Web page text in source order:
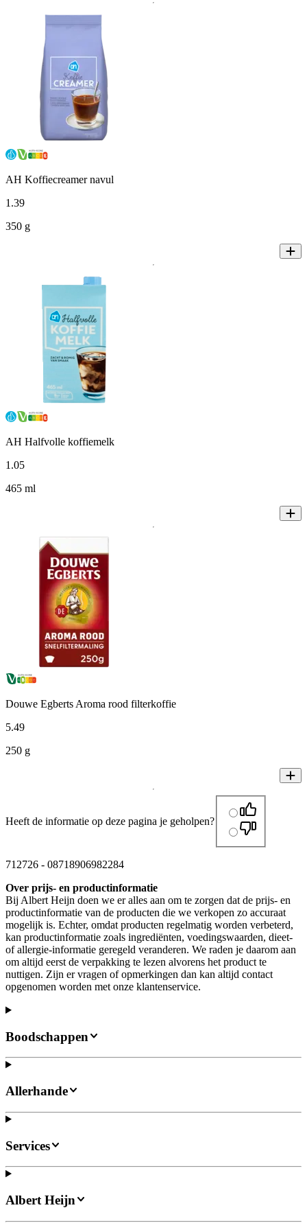
AH Koffiecreamer navul
1.39
350 g
AH Halfvolle koffiemelk
1.05
465 ml
Douwe Egberts Aroma rood filterkoffie
5.49
250 g
Heeft de informatie op deze pagina je geholpen?
712726 - 08718906982284
Over prijs- en productinformatie
Bij Albert Heijn doen we er alles aan om te zorgen dat de prijs- en
productinformatie van de producten die we verkopen zo accuraat
mogelijk is. Echter, omdat producten regelmatig worden verbeterd,
kan productinformatie zoals ingrediënten, voedingswaarden, dieet-
of allergie-informatie geregeld veranderen. We raden je daarom aan
om altijd eerst de verpakking te lezen alvorens het product te
nuttigen. Zijn er vragen of opmerkingen dan kan altijd contact
opgenomen worden met onze klantenservice.
Boodschappen
Allerhande
Services
Albert Heijn